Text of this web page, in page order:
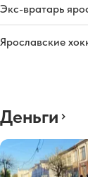
Экс-вратарь
Ярославские
Деньги